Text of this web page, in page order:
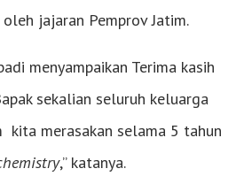
jajaran Pemprov Jatim.
menyampaikan Terima kasih
sekalian seluruh keluarga
kita merasakan selama 5 tahun
,” katanya.